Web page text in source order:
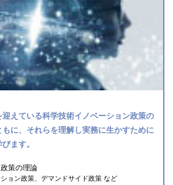
えている科学技術イノベーション政策の
に、それらを理解し実務に生かすために
ます。
策の理論
ョン政策、デマンドサイド政策 など